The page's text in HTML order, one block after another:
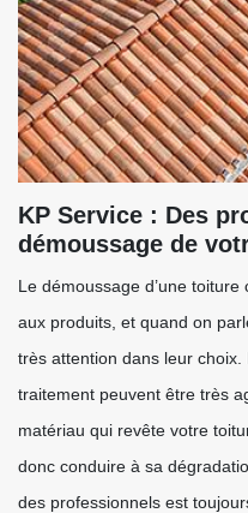
KP Service : Des
démoussage de
Le démoussage d’une
aux produits, et quand on
très attention dans leur
traitement peuvent être très
matériau qui revête votre
donc conduire à sa
des professionnels est